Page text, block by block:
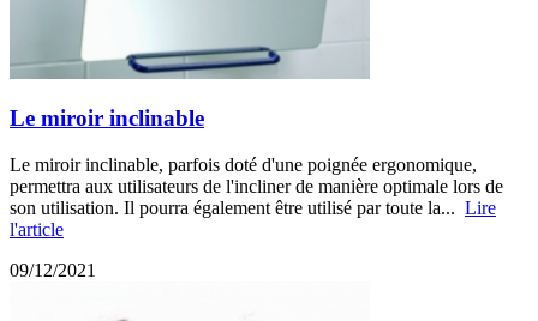
Le miroir inclinable
Le miroir inclinable, parfois doté d'une poignée ergonomique,
permettra aux utilisateurs de l'incliner de manière optimale lors de
son utilisation. Il pourra également être utilisé par toute la... Lire
l'article
09/12/2021